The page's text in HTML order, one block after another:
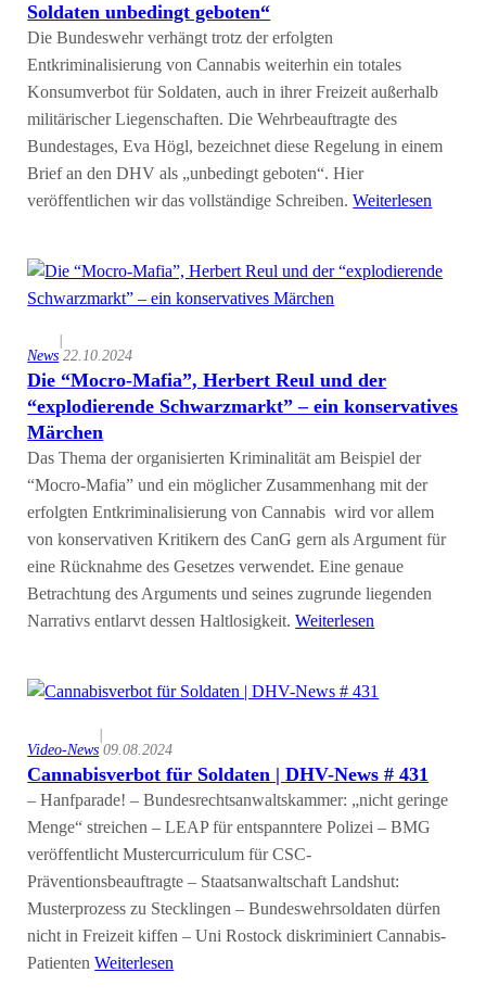
Soldaten unbedingt geboten“
Die Bundeswehr verhängt trotz der erfolgten
Entkriminalisierung von Cannabis weiterhin ein totales
Konsumverbot für Soldaten, auch in ihrer Freizeit außerhalb
militärischer Liegenschaften. Die Wehrbeauftragte des
Bundestages, Eva Högl, bezeichnet diese Regelung in einem
Brief an den DHV als „unbedingt geboten“. Hier
veröffentlichen wir das vollständige Schreiben.Weiterlesen
News
|
22.10.2024
Die “Mocro-Mafia”, Herbert Reul und der
“explodierende Schwarzmarkt” – ein konservatives
Märchen
Das Thema der organisierten Kriminalität am Beispiel der
“Mocro-Mafia” und ein möglicher Zusammenhang mit der
erfolgten Entkriminalisierung von Cannabis wird vor allem
von konservativen Kritikern des CanG gern als Argument für
eine Rücknahme des Gesetzes verwendet. Eine genaue
Betrachtung des Arguments und seines zugrunde liegenden
Narrativs entlarvt dessen Haltlosigkeit.Weiterlesen
Video-News
|
09.08.2024
Cannabisverbot für Soldaten | DHV-News # 431
– Hanfparade! – Bundesrechtsanwaltskammer: „nicht geringe
Menge“ streichen – LEAP für entspanntere Polizei – BMG
veröffentlicht Mustercurriculum für CSC-
Präventionsbeauftragte – Staatsanwaltschaft Landshut:
Musterprozess zu Stecklingen – Bundeswehrsoldaten dürfen
nicht in Freizeit kiffen – Uni Rostock diskriminiert Cannabis-
PatientenWeiterlesen